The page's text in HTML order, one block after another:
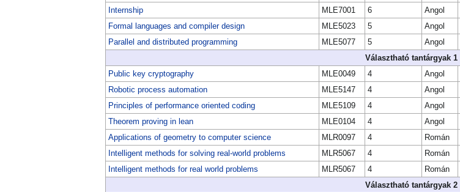
Internship
MLE7001 6 Angol
Formal languages and compiler design
MLE5023 5 Angol
Parallel and distributed programming
MLE5077 5 Angol
Választható tantárgyak 1
Public key cryptography
MLE0049 4 Angol
Robotic process automation
MLE5147 4 Angol
Principles of performance oriented coding
MLE5109 4 Angol
Theorem proving in lean
MLE0104 4 Angol
Applications of geometry to computer science
MLR0097 4 Román
Intelligent methods for solving real-world problems
MLR5067 4 Román
Intelligent methods for real world problems
MLR5067 4 Román
Választható tantárgyak 2